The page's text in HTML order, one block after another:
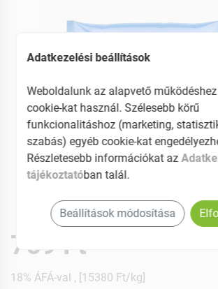
769 Ft
18% ÁFÁ-val , [15380 Ft/kg]
Adatkezelési beállítások
Weboldalunk az alapvető
cookie-kat használ. Szélesebb körű
funkcionalitáshoz (marketing,
szabás) egyéb cookie-kat
Részletesebb információkat az
tájékoztatóban talál.
Beállítások módosítása